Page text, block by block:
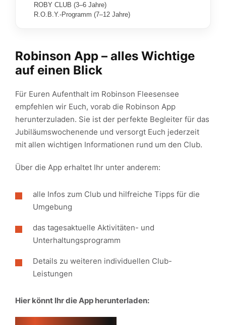
ROBY CLUB (3–6 Jahre)
R.O.B.Y.-Programm (7–12 Jahre)
Robinson App – alles Wichtige
auf einen Blick
Für Euren Aufenthalt im Robinson Fleesensee
empfehlen wir Euch, vorab die Robinson App
herunterzuladen. Sie ist der perfekte Begleiter für das
Jubiläumswochenende und versorgt Euch jederzeit
mit allen wichtigen Informationen rund um den Club.
Über die App erhaltet Ihr unter anderem:
alle Infos zum Club und hilfreiche Tipps für die
Umgebung
das tagesaktuelle Aktivitäten- und
Unterhaltungsprogramm
Details zu weiteren individuellen Club-
Leistungen
Hier könnt Ihr die App herunterladen: